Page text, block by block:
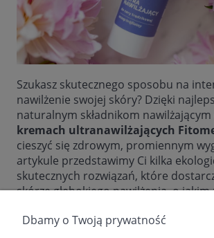
Szukasz skutecznego sposobu na
nawilżenie swojej skóry? Dzięki
naturalnym składnikom
kremach ultranawilżających
cieszyć się zdrowym, promiennym
artykule przedstawimy Ci kilka
skutecznych rozwiązań, które
skórze głębokiego nawilżenia, o jakim
Dbamy o Twoją prywatność